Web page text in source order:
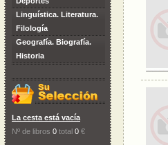
Linguística. Literatura.
Filología
Geografía. Biografía.
Historia
La cesta está vacía
Nº de libros 0 total 0 €